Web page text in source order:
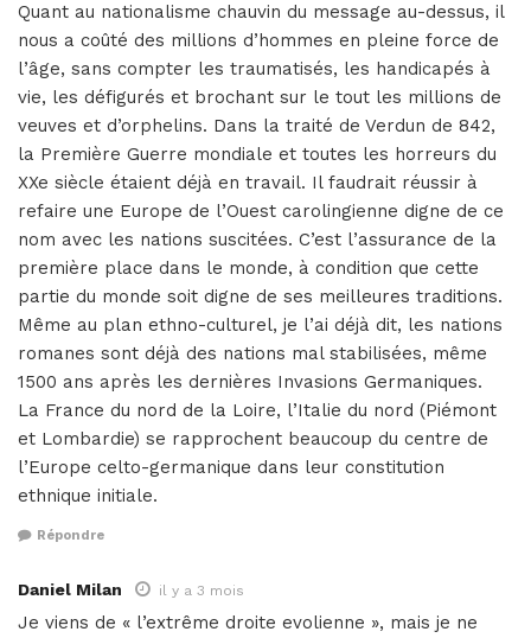
Quant au nationalisme chauvin du message au-dessus, il
nous a coûté des millions d’hommes en pleine force de
l’âge, sans compter les traumatisés, les handicapés à
vie, les défigurés et brochant sur le tout les millions de
veuves et d’orphelins. Dans la traité de Verdun de 842,
la Première Guerre mondiale et toutes les horreurs du
XXe siècle étaient déjà en travail. Il faudrait réussir à
refaire une Europe de l’Ouest carolingienne digne de ce
nom avec les nations suscitées. C’est l’assurance de la
première place dans le monde, à condition que cette
partie du monde soit digne de ses meilleures traditions.
Même au plan ethno-culturel, je l’ai déjà dit, les nations
romanes sont déjà des nations mal stabilisées, même
1500 ans après les dernières Invasions Germaniques.
La France du nord de la Loire, l’Italie du nord (Piémont
et Lombardie) se rapprochent beaucoup du centre de
l’Europe celto-germanique dans leur constitution
ethnique initiale.
Répondre
Daniel Milan il y a 3 mois
Je viens de « l’extrême droite evolienne », mais je ne